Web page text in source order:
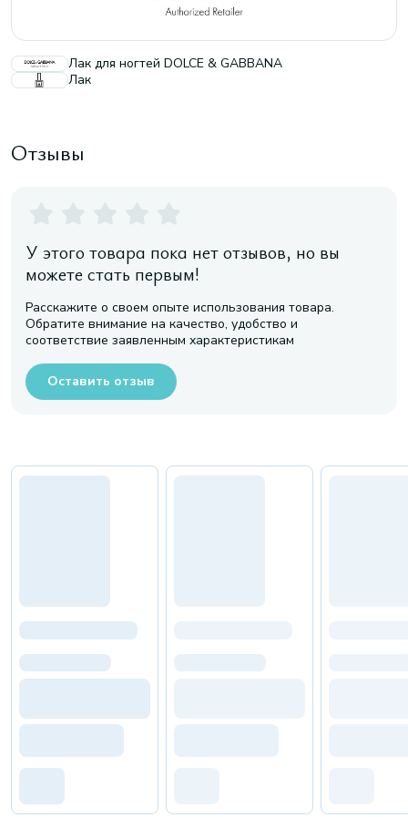
Лак для ногтей DOLCE & GABBANA
Лак
Отзывы
У этого товара пока нет отзывов, но вы
можете стать первым!
Расскажите о своем опыте использования товара.
Обратите внимание на качество, удобство и
соответствие заявленным характеристикам
Оставить отзыв